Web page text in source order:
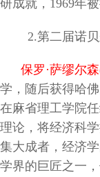
研成就，1969年
2.第二届诺
保罗·萨缪尔
学，随后获得哈
在麻省理工学院
理论，将经济科
集大成者，经济
学界的巨匠之一